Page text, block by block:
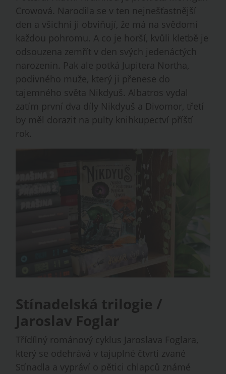
Crowová. Narodila se v ten nejnešťastnější
den a všichni ji obviňují, že má na svědomí
každou pohromu. A co je horší, kvůli kletbě je
odsouzena zemřít v den svých jedenáctých
narozenin. Pak ale potká Jupitera Northa,
podivného muže, který ji přenese do
tajemného světa Nikdyuš. Albatros vydal
zatím první dva díly Nikdyuš a Divomor, třetí
by měl dorazit na pulty knihkupectví příští
rok.
Stínadelská trilogie /
Jaroslav Foglar
Třídílný románový cyklus Jaroslava Foglara,
který se odehrává v tajuplné čtvrti zvané
Stínadla a vypráví o pětici chlapců známé